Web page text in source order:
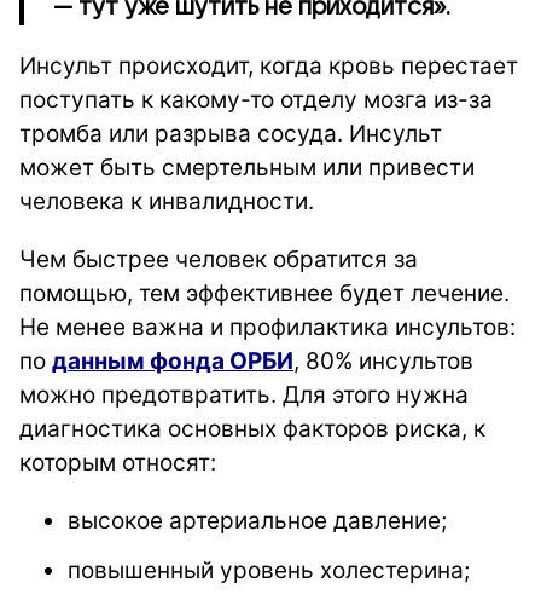
— тут уже шутить не приходится».
Инсульт происходит, когда кровь перестает
поступать к какому-то отделу мозга из-за
тромба или разрыва сосуда. Инсульт
может быть смертельным или привести
человека к инвалидности.
Чем быстрее человек обратится за
помощью, тем эффективнее будет лечение.
Не менее важна и профилактика инсультов:
по данным фонда ОРБИ, 80% инсультов
можно предотвратить. Для этого нужна
диагностика основных факторов риска, к
которым относят:
высокое артериальное давление;
повышенный уровень холестерина;